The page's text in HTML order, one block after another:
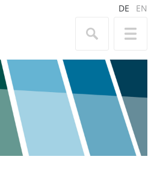
DE EN